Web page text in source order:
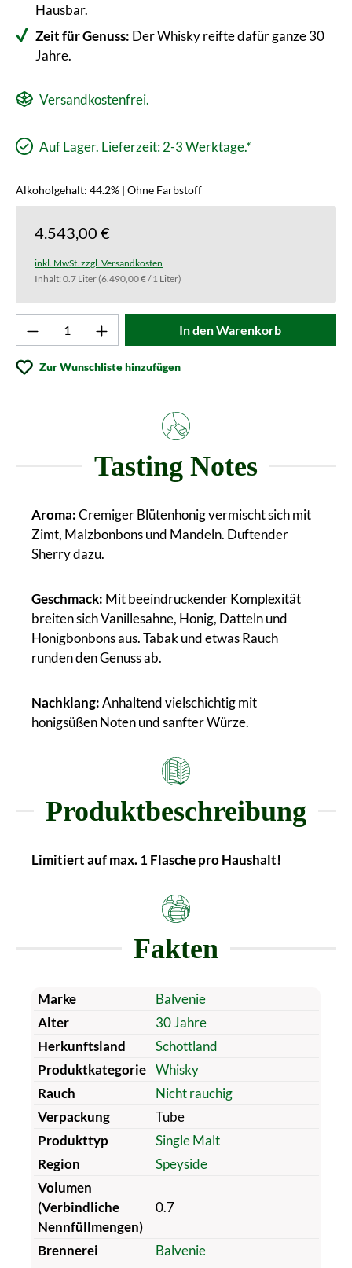
Hausbar.
Zeit für Genuss: Der Whisky reifte dafür ganze 30
Jahre.
Versandkostenfrei.
Auf Lager. Lieferzeit: 2-3 Werktage.*
Alkoholgehalt: 44.2% | Ohne Farbstoff
4.543,00 €
inkl. MwSt. zzgl. Versandkosten
Inhalt: 0.7 Liter(6.490,00 € / 1 Liter)
Produkt Anzahl: Gib den gewünschten
In den Warenkorb
Zur Wunschliste hinzufügen
Tasting Notes
Aroma:Cremiger Blütenhonig vermischt sich mit
Zimt, Malzbonbons und Mandeln. Duftender
Sherry dazu.
Geschmack: Mit beeindruckender Komplexität
breiten sich Vanillesahne, Honig, Datteln und
Honigbonbons aus. Tabak und etwas Rauch
runden den Genuss ab.
Nachklang:Anhaltend vielschichtig mit
honigsüßen Noten und sanfter Würze.
Produktbeschreibung
Limitiert auf max. 1 Flasche pro Haushalt!
Fakten
Marke
Balvenie
Alter
30 Jahre
Herkunftsland
Schottland
Produktkategorie Whisky
Rauch
Nicht rauchig
Verpackung
Tube
Produkttyp
Single Malt
Region
Speyside
Volumen
(Verbindliche
Nennfüllmengen)
0.7
Brennerei
Balvenie